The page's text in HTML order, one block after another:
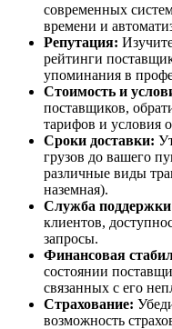
современных
времени и
Репутация:
рейтинги
упоминания в
Стоимость и
поставщиков,
тарифов и условия
Сроки доставки:
грузов до вашего
различные виды
наземная).
Служба
клиентов,
запросы.
Финансовая
состоянии
связанных с его
Страхование:
возможность